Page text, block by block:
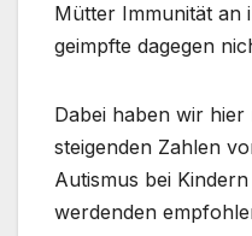
Mütter Immunität an
geimpfte dagegen
Dabei haben wir
steigenden Zahlen
Autismus bei
werdenden